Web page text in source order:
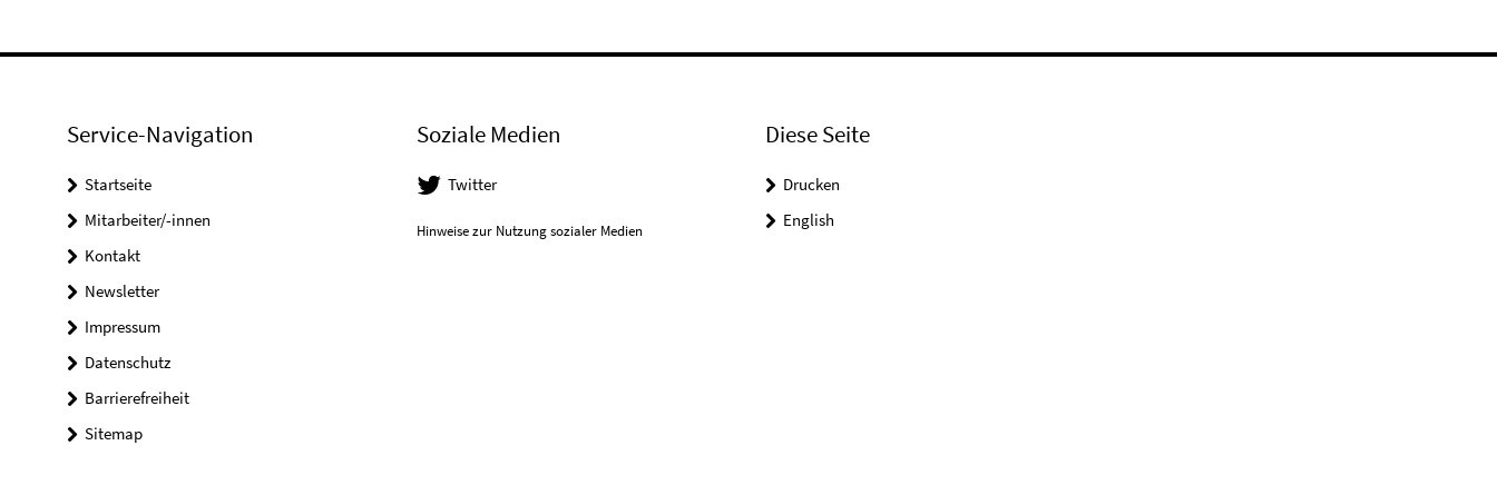
Service-Navigation
Startseite
Mitarbeiter/-innen
Kontakt
Newsletter
Impressum
Datenschutz
Barrierefreiheit
Sitemap
Soziale Medien
Twitter
Hinweise zur Nutzung sozialer Medien
Diese Seite
Drucken
English